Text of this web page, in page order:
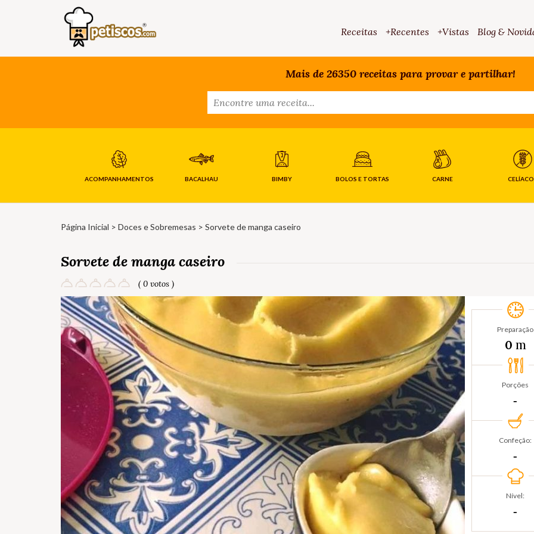
Receitas +Recentes +Vistas Blog &
Mais de 26350 receitas para provar e partilhar!
ACOMPANHAMENTOS BACALHAU BIMBY BOLOS E TORTAS CARNE
Página Inicial > Doces e Sobremesas > Sorvete de manga caseiro
Sorvete de manga caseiro
( 0 votos )
Preparação
0 m
Porções
‐
Confeção:
‐
Nível:
‐